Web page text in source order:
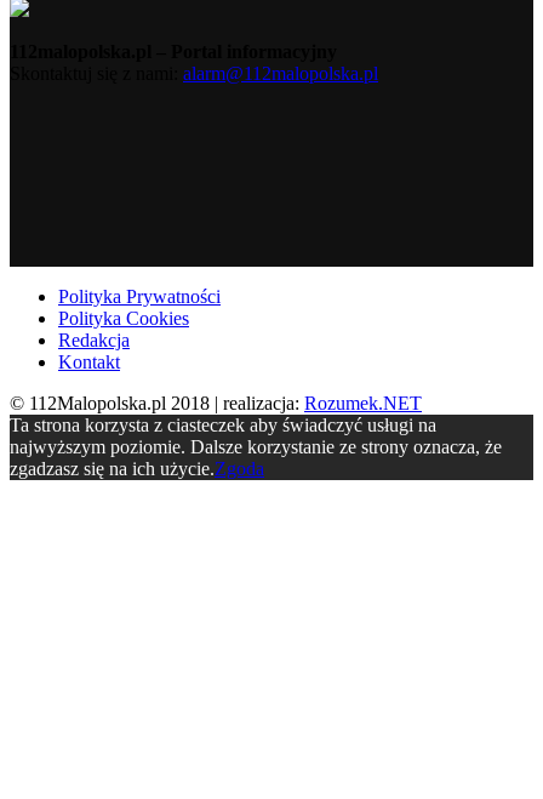
alarm@112malopolska.pl
Polityka Prywatności
Polityka Cookies
Redakcja
Kontakt
© 112Malopolska.pl 2018 | realizacja: Rozumek.NET
Ta strona korzysta z ciasteczek aby świadczyć usługi na
najwyższym poziomie. Dalsze korzystanie ze strony oznacza, że
zgadzasz się na ich użycie.Zgoda